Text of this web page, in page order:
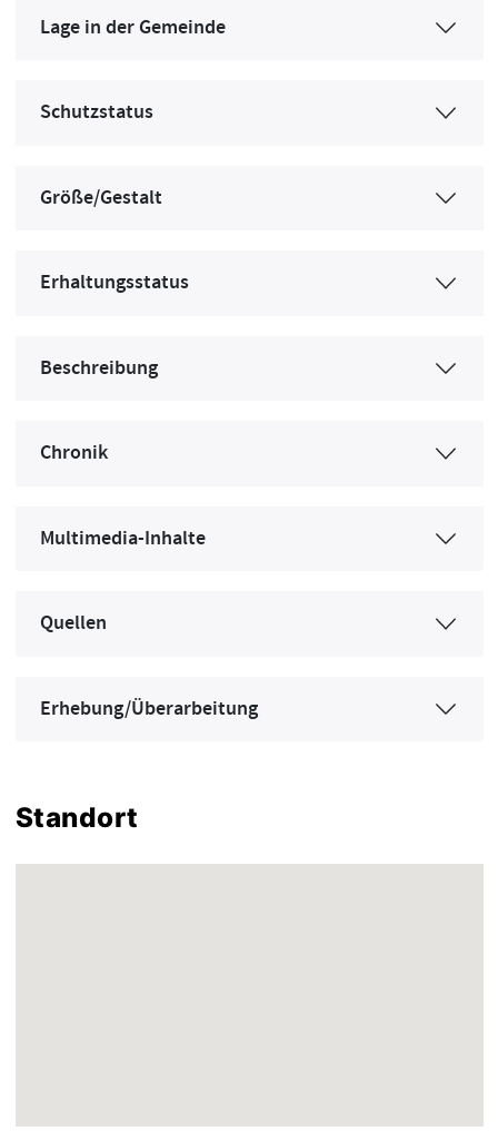
Lage in der Gemeinde
Schutzstatus
Größe/Gestalt
Erhaltungsstatus
Beschreibung
Chronik
Multimedia-Inhalte
Quellen
Erhebung/Überarbeitung
Standort